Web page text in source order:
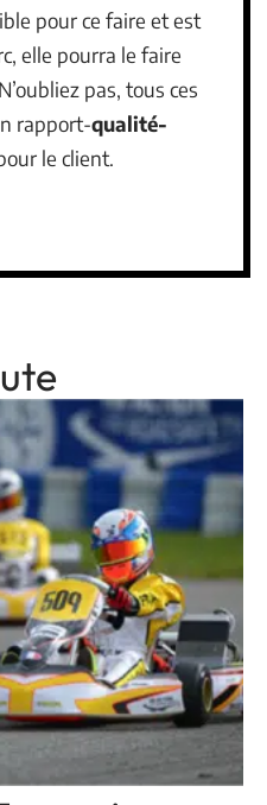
pour ce faire et est
elle pourra le faire
pas, tous ces
rapport-qualité-
le client.